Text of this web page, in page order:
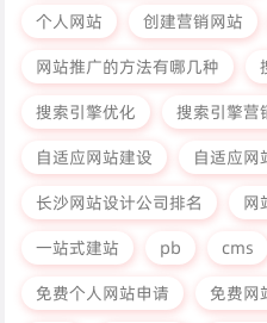
个人网站
创建营销网站
网站推广的方法有哪几种
搜索引擎优化
搜索引擎营
自适应网站建设
自适应网
长沙网站设计公司排名
网
一站式建站
pb cms
免费个人网站申请
免费网